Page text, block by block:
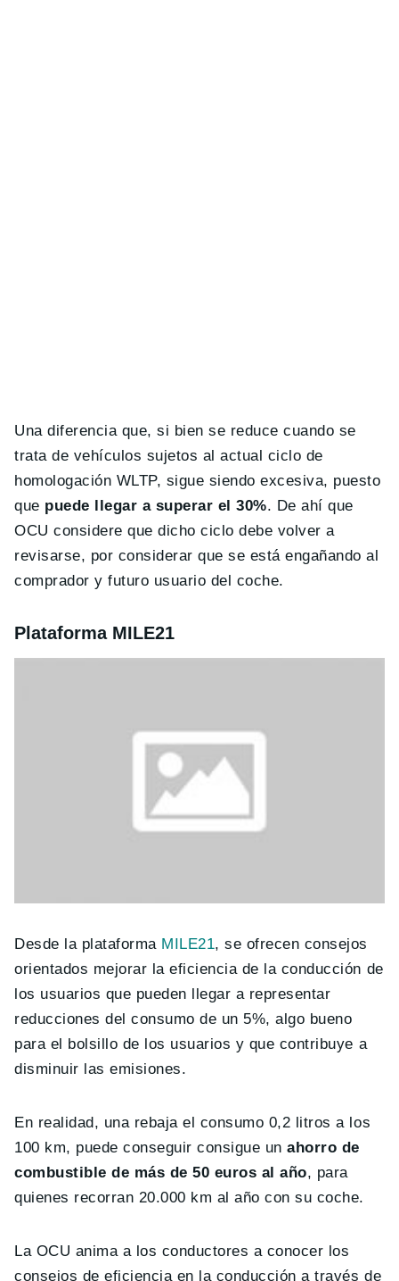
Una diferencia que, si bien se reduce cuando se
trata de vehículos sujetos al actual ciclo de
homologación WLTP, sigue siendo excesiva, puesto
que puede llegar a superar el 30%. De ahí que
OCU considere que dicho ciclo debe volver a
revisarse, por considerar que se está engañando al
comprador y futuro usuario del coche.
Plataforma MILE21
Desde la plataforma MILE21, se ofrecen consejos
orientados mejorar la eficiencia de la conducción de
los usuarios que pueden llegar a representar
reducciones del consumo de un 5%, algo bueno
para el bolsillo de los usuarios y que contribuye a
disminuir las emisiones.
En realidad, una rebaja el consumo 0,2 litros a los
100 km, puede conseguir consigue un ahorro de
combustible de más de 50 euros al año, para
quienes recorran 20.000 km al año con su coche.
La OCU anima a los conductores a conocer los
consejos de eficiencia en la conducción a través de